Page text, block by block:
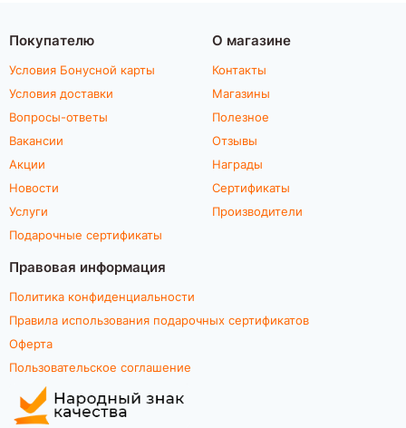
Покупателю
Условия Бонусной карты
Условия доставки
Вопросы-ответы
Вакансии
Акции
Новости
Услуги
Подарочные сертификаты
О магазине
Контакты
Магазины
Полезное
Отзывы
Награды
Сертификаты
Производители
Правовая информация
Политика конфиденциальности
Правила использования подарочных сертификатов
Оферта
Пользовательское соглашение